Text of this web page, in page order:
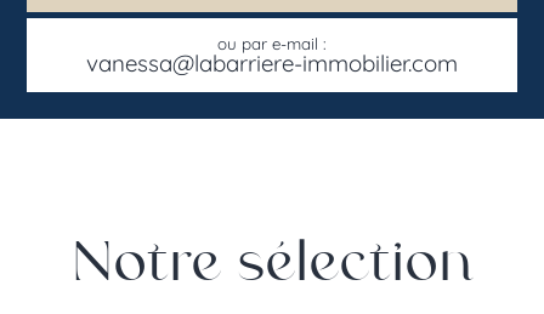
ou par e-mail :
vanessa@labarriere-immobilier.com
Notre sélection